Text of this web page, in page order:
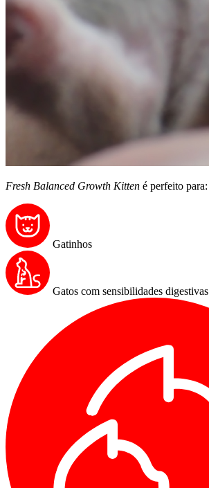
Fresh Balanced Growth Kitten é perfeito para:
Gatinhos
Gatos com sensibilidades digestivas